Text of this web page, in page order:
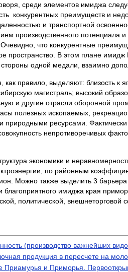
среди элементов имиджа
конкурентных преимуществ и
и транспортной
производственного
что конкурентные
пространство. В этом плане
одной медали, взаимно
правило, выделяют: близость
магистраль; высокий
и другие отрасли
полезных ископаемых,
природными ресурсами.
непротиворечивых
экономики и
по районным
Можно также выделить 3
имиджа края
политической,
(производство важнейших
продукция в пересчете на
и Приморья.